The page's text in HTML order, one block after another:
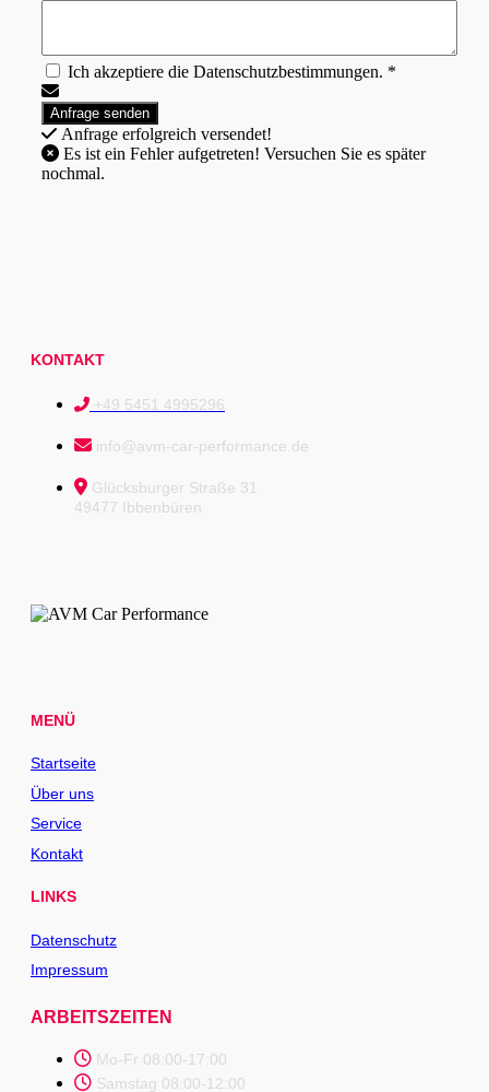
Ich akzeptiere die Datenschutzbestimmungen. *
Anfrage erfolgreich versendet!
nochmal.
KONTAKT
+49 5451 4995296
info@avm-car-performance.de
Glücksburger Straße 31
49477 Ibbenbüren
MENÜ
Startseite
Über uns
Service
Kontakt
LINKS
Datenschutz
Impressum
ARBEITSZEITEN
Mo-Fr 08:00-17:00
Samstag 08:00-12:00